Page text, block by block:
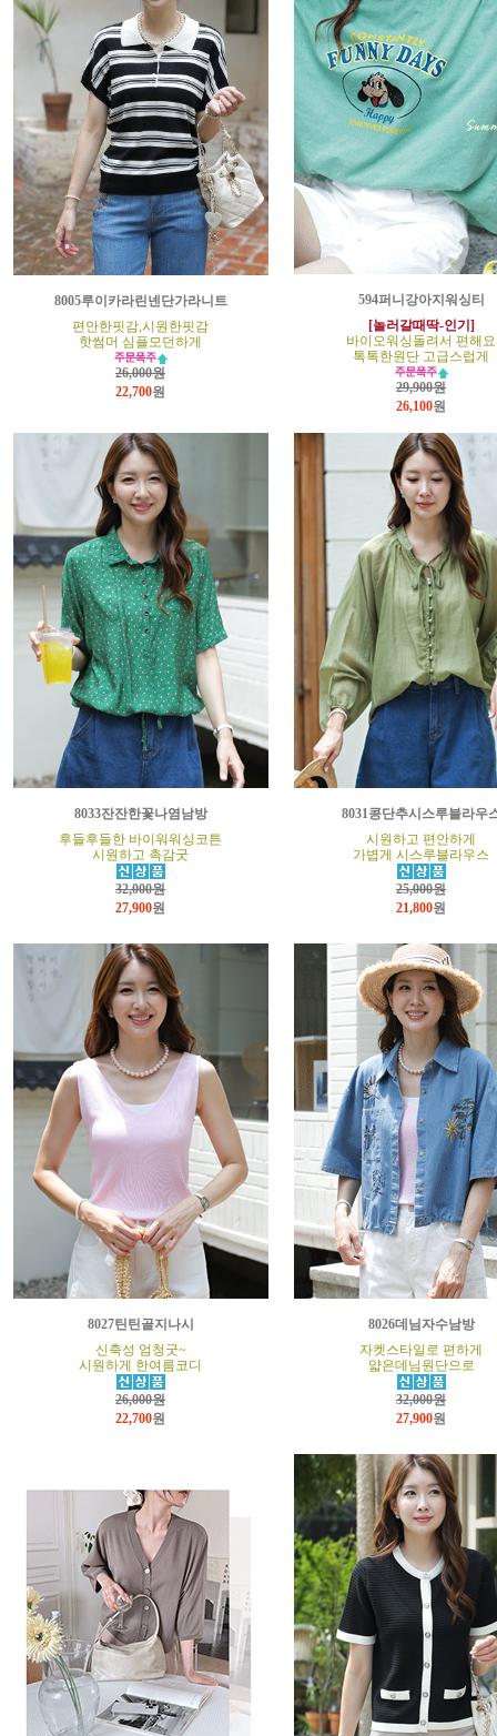
8005루이카라린넨단가라니트
편안한핏감,시원한핏감
핫썸머 심플모던하게
26,000원
22,700원
594퍼니강아지워싱티
[놀러갈때딱-인기]
바이오워싱돌려서 편해요
톡톡한원단 고급스럽게
29,900원
26,100원
8033잔잔한꽃나염남방
후들후들한 바이워워싱코튼
시원하고 촉감굿
32,000원
27,900원
8031콩단추시스루블라우
시원하고 편안하게
가볍게 시스루블라우스
25,000원
21,800원
8027틴틴골지나시
신축성 엄청굿~
시원하게 한여름코디
26,000원
22,700원
8026데님자수남방
자켓스타일로 편하게
얇은데님원단으로
32,000원
27,900원